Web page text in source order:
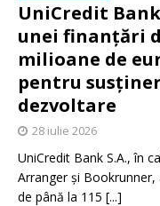
UniCredit
unei finanțări
milioane de
pentru
dezvoltare
28 iulie 2026
UniCredit Bank S.A., în
Arranger și
de până la 115 [...]